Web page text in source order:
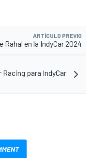
ARTÍCULO PREVIO
en la IndyCar 2024
para IndyCar